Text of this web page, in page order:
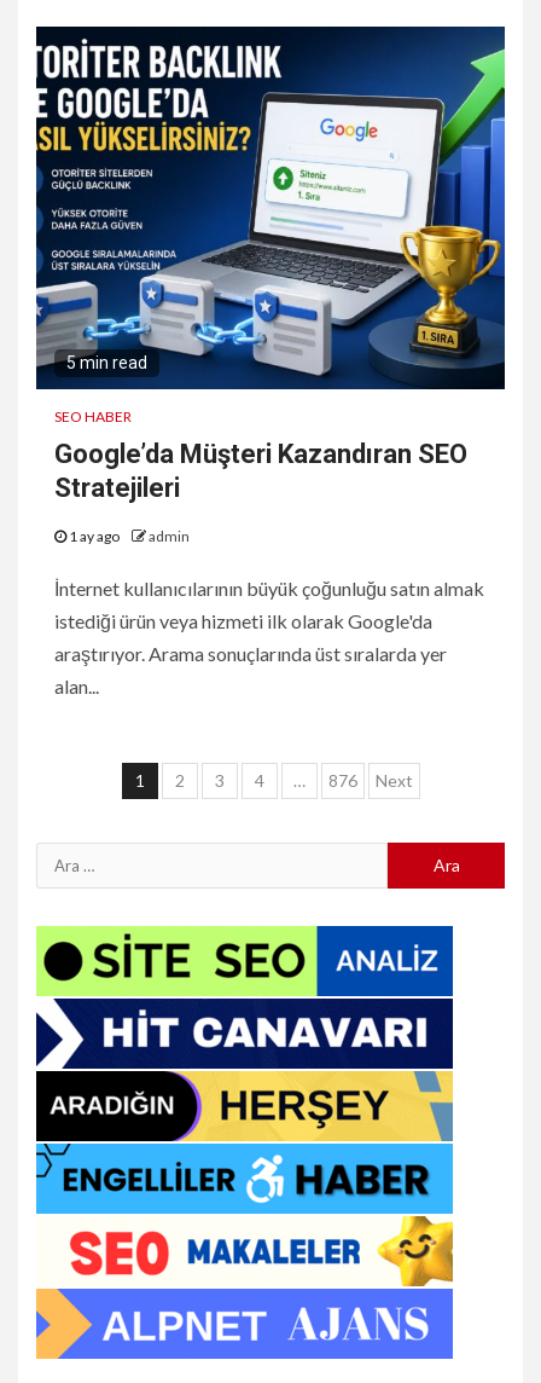
5 min read
SEO HABER
Google’da Müşteri Kazandıran SEO
Stratejileri
1 ay ago admin
İnternet kullanıcılarının büyük çoğunluğu satın almak
istediği ürün veya hizmeti ilk olarak Google'da
araştırıyor. Arama sonuçlarında üst sıralarda yer
alan...
Yazı
1 2 3 4 … 876 Next
Arama: